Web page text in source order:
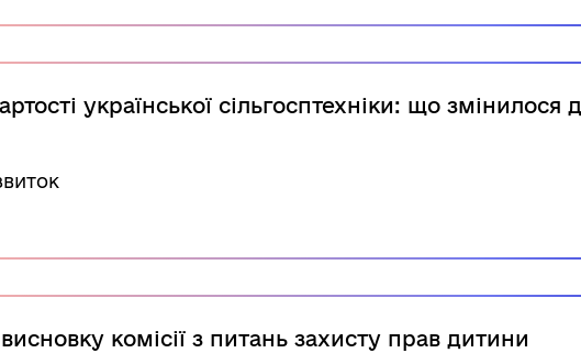
української сільгосптехніки: що змінилося
комісії з питань захисту прав дитини